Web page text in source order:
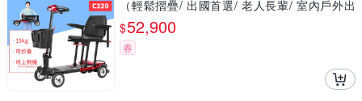
（輕鬆摺疊/ 出國首選/ 老人長輩/ 室內戶外出
遊）
$52,900
券